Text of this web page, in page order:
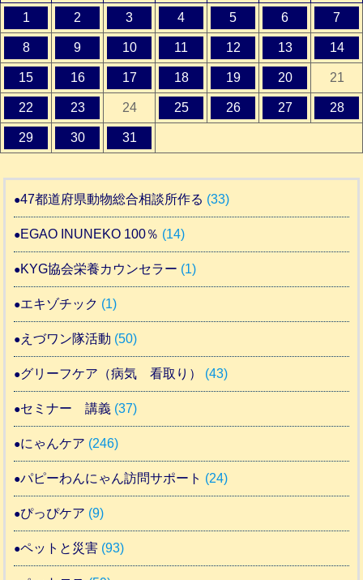
1 2 3 4 5 6 7
8 9 10 11 12 13 14
15 16 17 18 19 20 21
22 23 24 25 26 27 28
29 30 31
47都道府県動物総合相談所作る (33)
EGAO INUNEKO 100％ (14)
KYG協会栄養カウンセラー (1)
エキゾチック (1)
えづワン隊活動 (50)
グリーフケア（病気 看取り） (43)
セミナー 講義 (37)
にゃんケア (246)
パピーわんにゃん訪問サポート (24)
ぴっぴケア (9)
ペットと災害 (93)